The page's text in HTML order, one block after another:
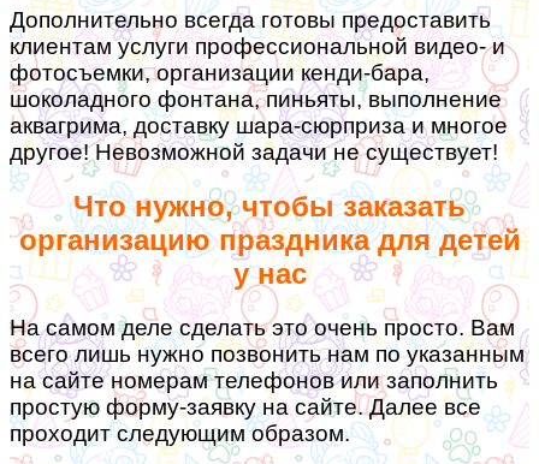
Дополнительно всегда готовы предоставить
клиентам услуги профессиональной видео- и
фотосъемки, организации кенди-бара,
шоколадного фонтана, пиньяты, выполнение
аквагрима, доставку шара-сюрприза и многое
другое! Невозможной задачи не существует!
Что нужно, чтобы заказать
организацию праздника для детей
у нас
На самом деле сделать это очень просто. Вам
всего лишь нужно позвонить нам по указанным
на сайте номерам телефонов или заполнить
простую форму-заявку на сайте. Далее все
проходит следующим образом.